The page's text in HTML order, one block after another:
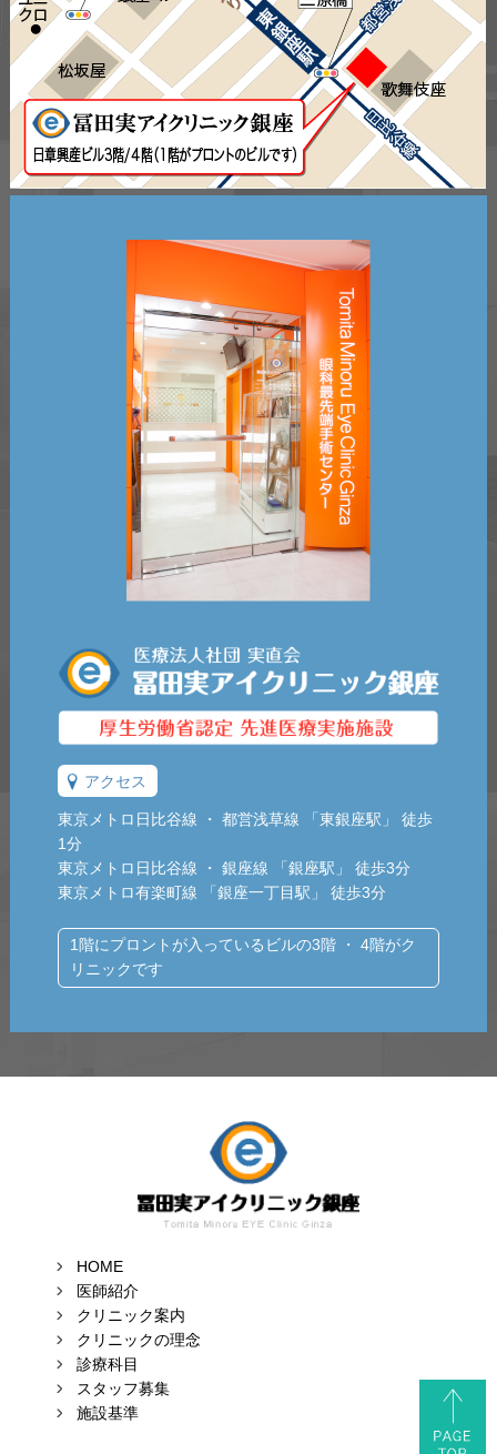
アクセス
東京メトロ日比谷線 ・ 都営浅草線 「東銀座駅」 徒歩
1分
東京メトロ日比谷線 ・ 銀座線 「銀座駅」 徒歩3分
東京メトロ有楽町線 「銀座一丁目駅」 徒歩3分
1階にプロントが入っているビルの3階 ・ 4階がク
リニックです
HOME
医師紹介
クリニック案内
クリニックの理念
診療科目
スタッフ募集
施設基準